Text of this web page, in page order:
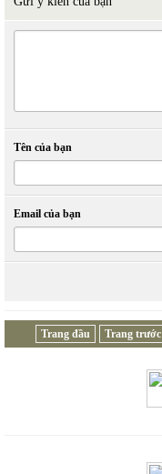
Tên của bạn
Email của bạn
Trang đầu Trang trước